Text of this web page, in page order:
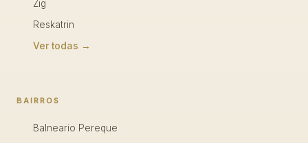
Zig
Reskatrin
Ver todas →
BAIRROS
Balneario Pereque